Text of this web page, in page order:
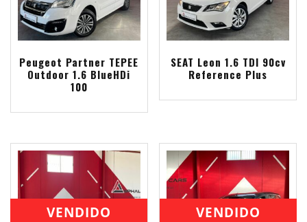
Peugeot Partner TEPEE
Outdoor 1.6 BlueHDi
100
SEAT Leon 1.6 TDI 90cv
Reference Plus
VENDIDO VENDIDO